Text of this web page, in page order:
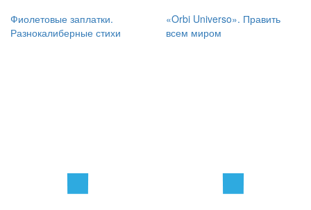
Фиолетовые заплатки.
Разнокалиберные стихи
«Orbi Universo». Править
всем миром